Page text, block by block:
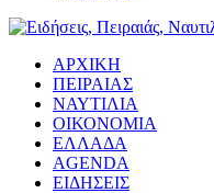
ΑΡΧΙΚΗ
ΠΕΙΡΑΙΑΣ
ΝΑΥΤΙΛΙΑ
ΟΙΚΟΝΟΜΙΑ
ΕΛΛΑΔΑ
AGENDA
ΕΙΔΗΣΕΙΣ